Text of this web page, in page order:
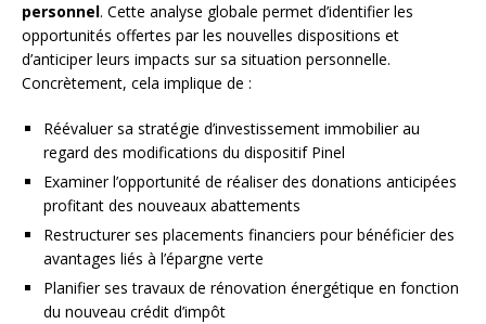
personnel. Cette analyse globale permet d’identifier les
opportunités offertes par les nouvelles dispositions et
d’anticiper leurs impacts sur sa situation personnelle.
Concrètement, cela implique de :
Réévaluer sa stratégie d’investissement immobilier au
regard des modifications du dispositif Pinel
Examiner l’opportunité de réaliser des donations anticipées
profitant des nouveaux abattements
Restructurer ses placements financiers pour bénéficier des
avantages liés à l’épargne verte
Planifier ses travaux de rénovation énergétique en fonction
du nouveau crédit d’impôt